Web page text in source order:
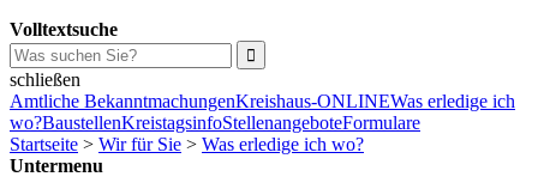
Volltextsuche
schließen
Amtliche BekanntmachungenKreishaus-ONLINEWas erledige ich
wo?BaustellenKreistagsinfoStellenangeboteFormulare
Startseite > Wir für Sie > Was erledige ich wo?
Untermenu